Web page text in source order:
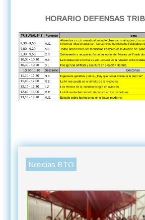
HORARIO DEFENSAS
Noticias BTO